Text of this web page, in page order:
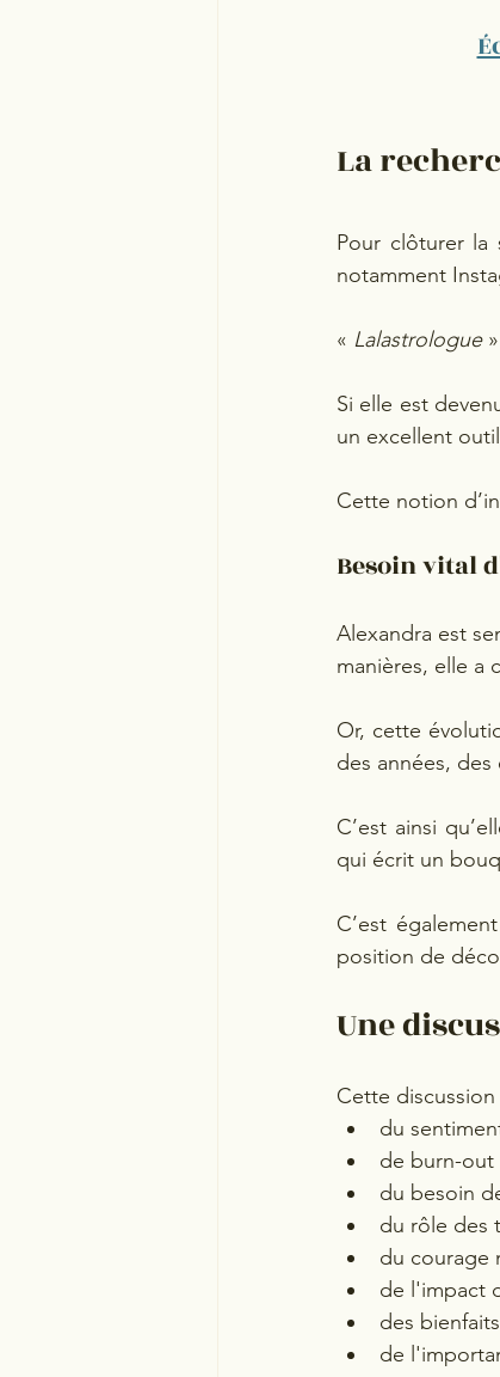
La
Pour clôturer la
notamment
« Lalastrologue
Si elle est
un excellent
Cette notion
Besoin vital
Alexandra est
manières, elle a
Or, cette
des années, des
C’est ainsi
qui écrit un
C’est
position de
Une
Cette
du
de burn-out
du besoin
du rôle des
du courage
de l'impact
des
de